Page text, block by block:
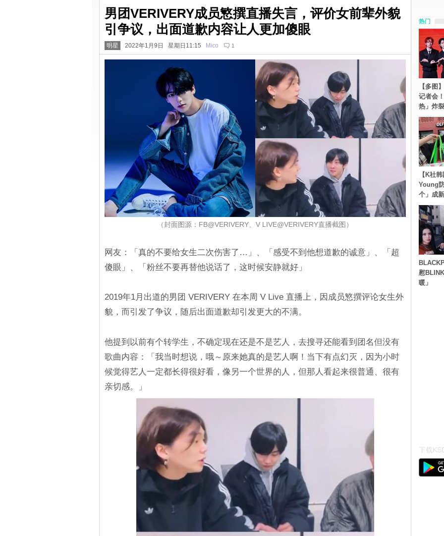
男团VERIVERY成员慜撰直播失言，评价女前辈外貌
引争议，出面道歉内容让人更加傻眼
明星 2022年1月9日 星期日11:15 Mico 1
（封面图源：FB@VERIVERY、V LIVE@VERIVERY直播截图）
网友：「真的不要给女生二次伤害了…」、「感受不到他想道歉的诚意」、「超
傻眼」、「粉丝不要再替他说话了，这时候安静就好」
2019年1月出道的男团 VERIVERY 在本周 V Live 直播上，因成员慜撰评论女生外
貌，而引发了争议，随后出面道歉却引发更大的不满。
他提到以前有个转学生，不确定现在还是不是艺人，去搜寻还能看到团名但没有
歌曲内容：「我当时想说，哦～原来她真的是艺人啊！当下有点幻灭，因为小时
候觉得艺人一定都长得很好看，像另一个世界的人，但那人看起来很普通、很有
亲切感。」
热门
【多图
记者会
热」炸
【K社
Young
个」成
慰
暖」
下载